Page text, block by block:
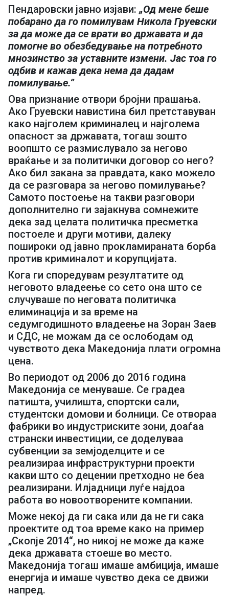
Пендаровски јавно изјави: „Од мене беше
побарано да го помилувам Никола Груевски
за да може да се врати во државата и да
помогне во обезбедување на потребното
мнозинство за уставните измени. Јас тоа го
одбив и кажав дека нема да дадам
помилување.“
Ова признание отвори бројни прашања.
Ако Груевски навистина бил претставуван
како најголем криминалец и најголема
опасност за државата, тогаш зошто
воопшто се размислувало за негово
враќање и за политички договор со него?
Ако бил закана за правдата, како можело
да се разговара за негово помилување?
Самото постоење на такви разговори
дополнително ги зајакнува сомнежите
дека зад целата политичка пресметка
постоеле и други мотиви, далеку
пошироки од јавно прокламираната борба
против криминалот и корупцијата.
Кога ги споредувам резултатите од
неговото владеење со сето она што се
случуваше по неговата политичка
елиминација и за време на
седумгодишното владеење на Зоран Заев
и СДС, не можам да се ослободам од
чувството дека Македонија плати огромна
цена.
Во периодот од 2006 до 2016 година
Македонија се менуваше. Се градеа
патишта, училишта, спортски сали,
студентски домови и болници. Се отвораа
фабрики во индустриските зони, доаѓаа
странски инвестиции, се доделуваа
субвенции за земјоделците и се
реализираа инфраструктурни проекти
какви што со децении претходно не беа
реализирани. Илјадници луѓе најдоа
работа во новоотворените компании.
Може некој да ги сака или да не ги сака
проектите од тоа време како на пример
„Скопје 2014“, но никој не може да каже
дека државата стоеше во место.
Македонија тогаш имаше амбиција, имаше
енергија и имаше чувство дека се движи
напред.